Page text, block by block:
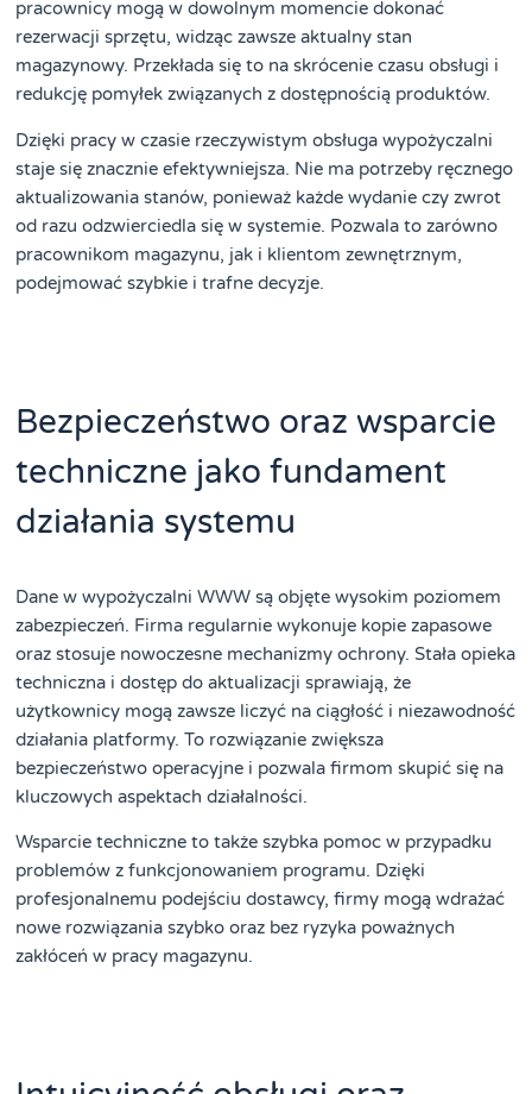
pracownicy mogą w dowolnym momencie dokonać
rezerwacji sprzętu, widząc zawsze aktualny stan
magazynowy. Przekłada się to na skrócenie czasu obsługi i
redukcję pomyłek związanych z dostępnością produktów.
Dzięki pracy w czasie rzeczywistym obsługa wypożyczalni
staje się znacznie efektywniejsza. Nie ma potrzeby ręcznego
aktualizowania stanów, ponieważ każde wydanie czy zwrot
od razu odzwierciedla się w systemie. Pozwala to zarówno
pracownikom magazynu, jak i klientom zewnętrznym,
podejmować szybkie i trafne decyzje.
Bezpieczeństwo oraz wsparcie
techniczne jako fundament
działania systemu
Dane w wypożyczalni WWW są objęte wysokim poziomem
zabezpieczeń. Firma regularnie wykonuje kopie zapasowe
oraz stosuje nowoczesne mechanizmy ochrony. Stała opieka
techniczna i dostęp do aktualizacji sprawiają, że
użytkownicy mogą zawsze liczyć na ciągłość i niezawodność
działania platformy. To rozwiązanie zwiększa
bezpieczeństwo operacyjne i pozwala firmom skupić się na
kluczowych aspektach działalności.
Wsparcie techniczne to także szybka pomoc w przypadku
problemów z funkcjonowaniem programu. Dzięki
profesjonalnemu podejściu dostawcy, firmy mogą wdrażać
nowe rozwiązania szybko oraz bez ryzyka poważnych
zakłóceń w pracy magazynu.